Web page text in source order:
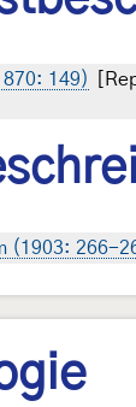
149)
(1903: 266-